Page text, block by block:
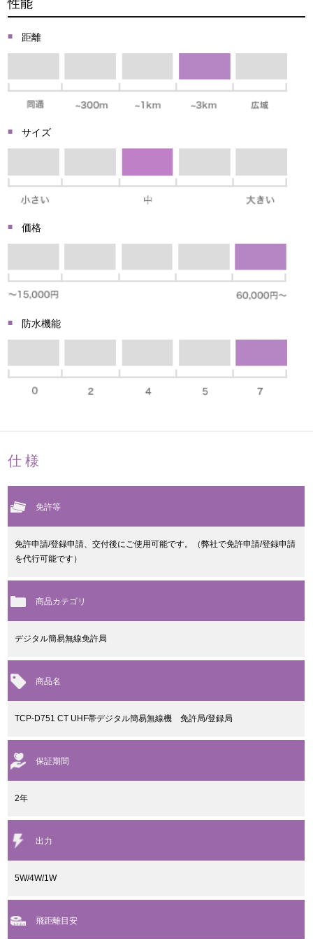
性能
距離
サイズ
価格
防水機能
仕様
免許等
免許申請/登録申請、交付後にご使用可能です。（弊社で免許申請/登録申請
を代行可能です）
商品カテゴリ
デジタル簡易無線免許局
商品名
TCP-D751 CT UHF帯デジタル簡易無線機 免許局/登録局
保証期間
2年
出力
5W/4W/1W
飛距離目安